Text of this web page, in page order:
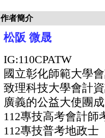
作者簡介
松阪 微晟
IG:110CPATW
國立彰化師範大學
致理科技大學會計
廣義的公益大使團
112專技高考會計師
112專技普考地政士